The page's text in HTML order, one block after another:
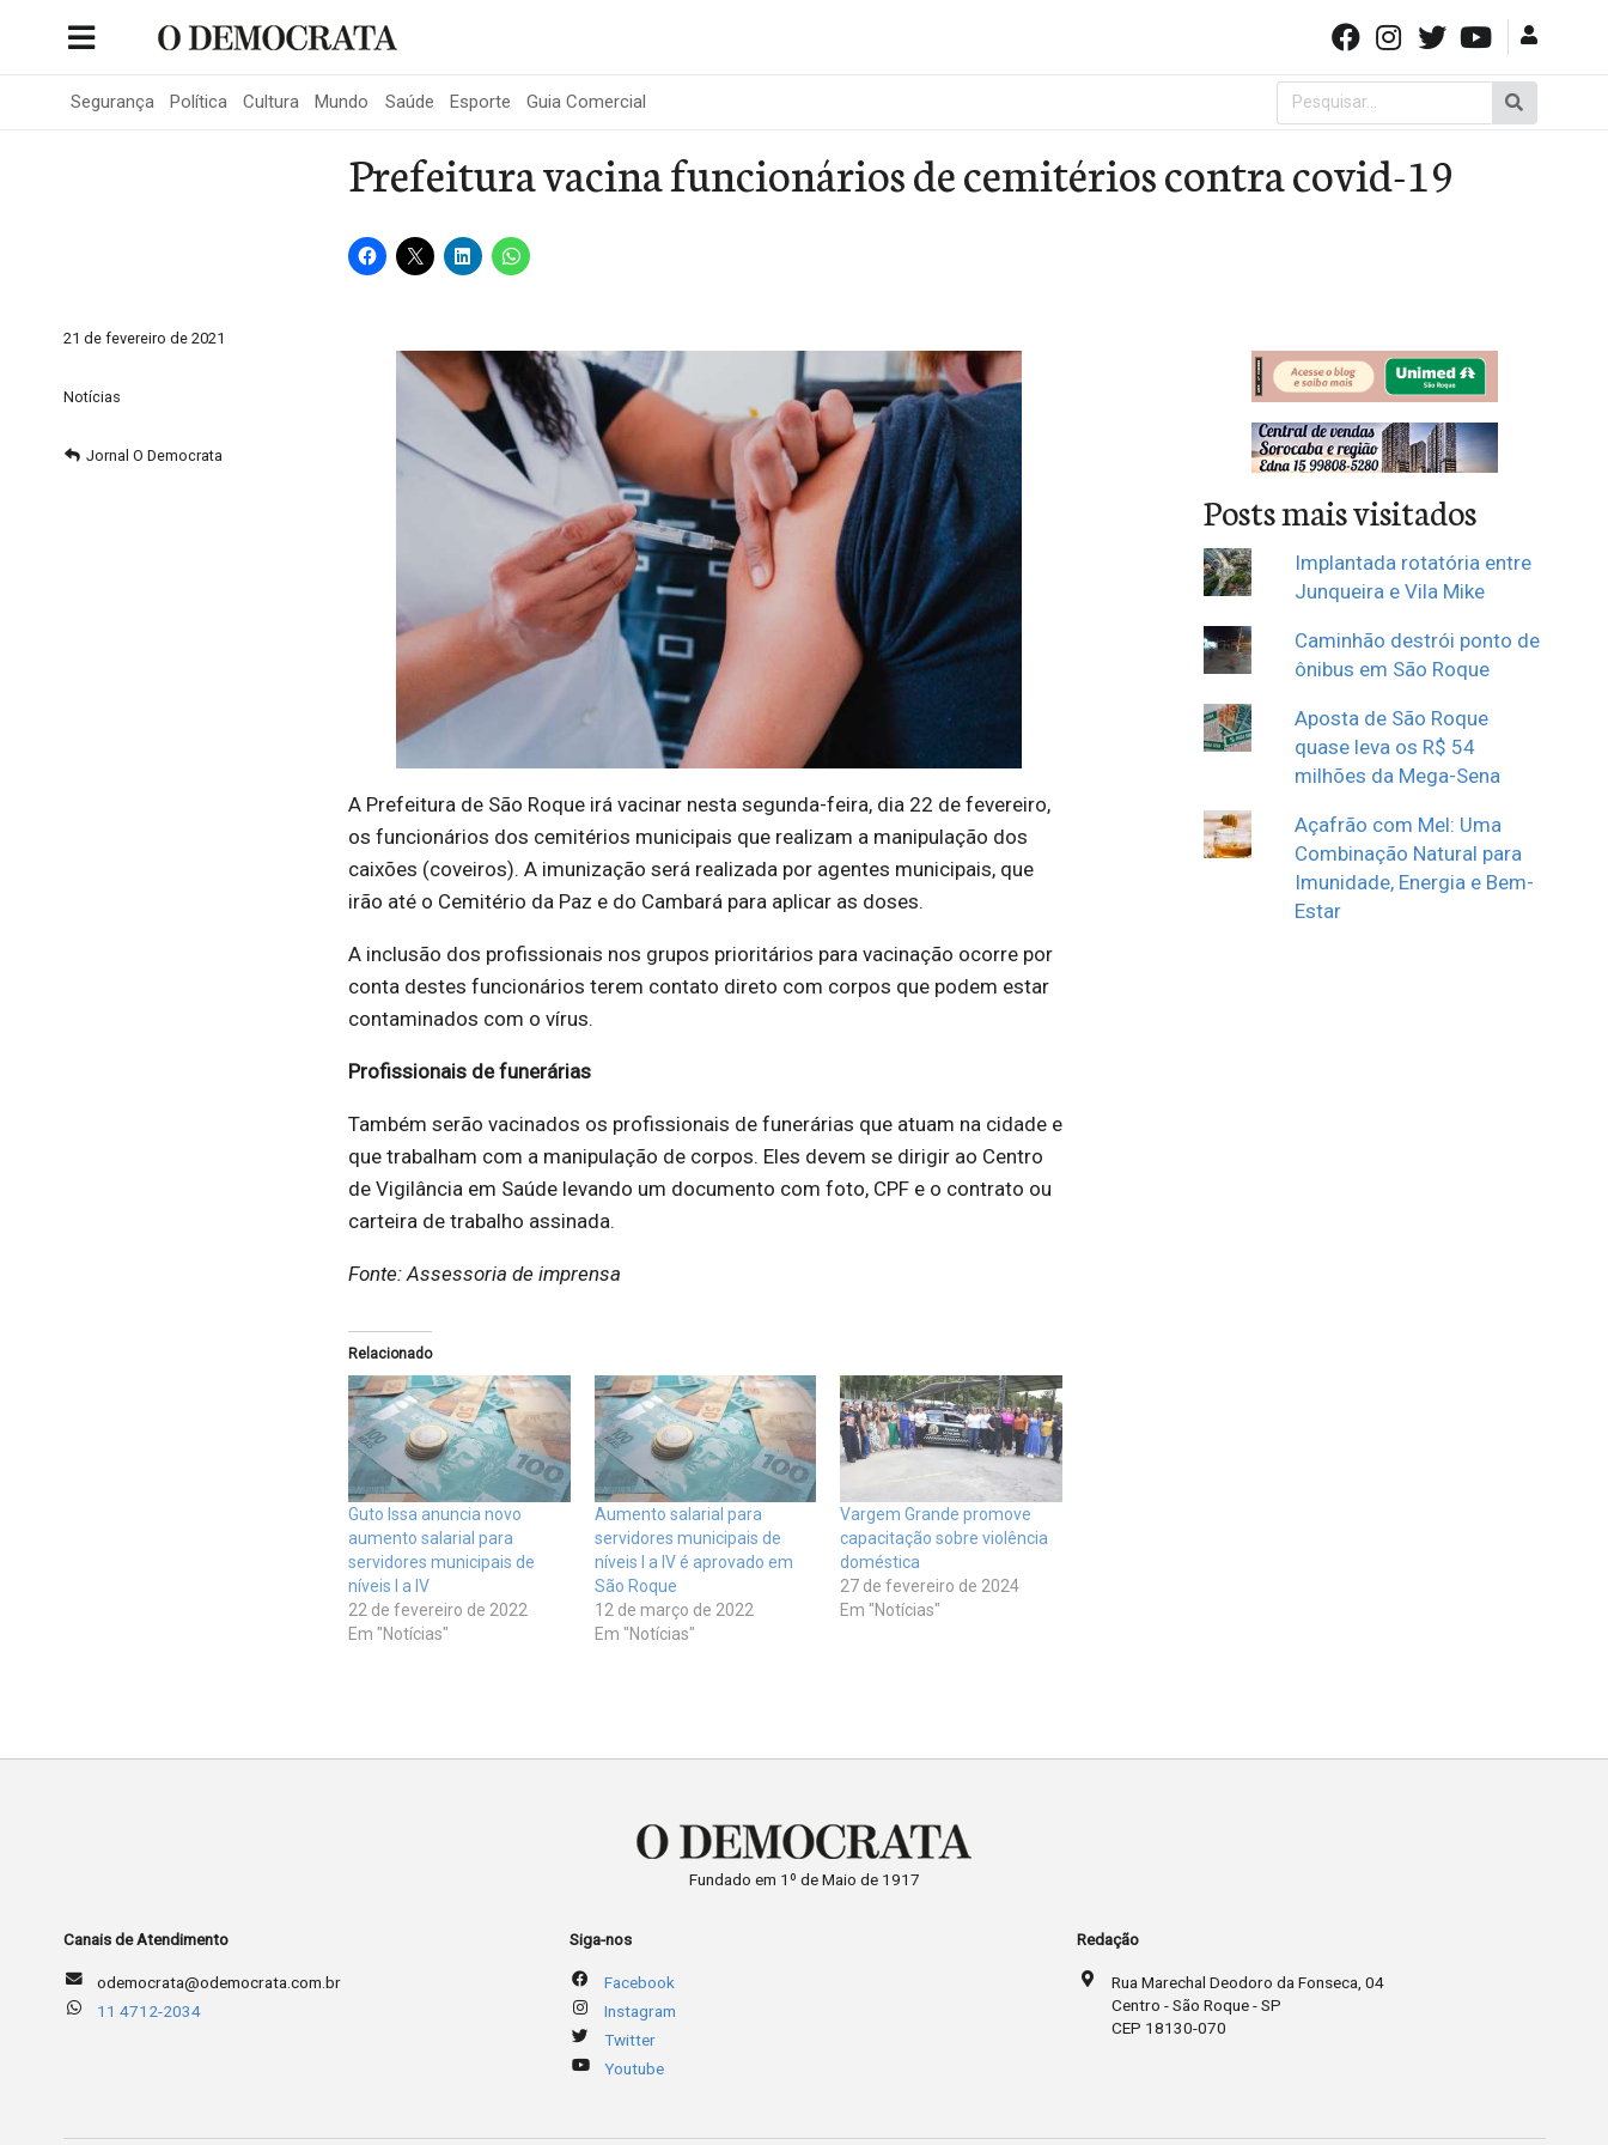
Segurança Política Cultura Mundo Saúde Esporte Guia Comercial
Pesquisar
por:
Prefeitura vacina funcionários de cemitérios contra covid-19
21 de fevereiro de 2021
Notícias
Jornal O Democrata
A Prefeitura de São Roque irá vacinar nesta segunda-feira, dia 22 de fevereiro,
os funcionários dos cemitérios municipais que realizam a manipulação dos
caixões (coveiros). A imunização será realizada por agentes municipais, que
irão até o Cemitério da Paz e do Cambará para aplicar as doses.
A inclusão dos profissionais nos grupos prioritários para vacinação ocorre por
conta destes funcionários terem contato direto com corpos que podem estar
contaminados com o vírus.
Profissionais de funerárias
Também serão vacinados os profissionais de funerárias que atuam na cidade e
que trabalham com a manipulação de corpos. Eles devem se dirigir ao Centro
de Vigilância em Saúde levando um documento com foto, CPF e o contrato ou
carteira de trabalho assinada.
Fonte: Assessoria de imprensa
Relacionado
Guto Issa anuncia novo
aumento salarial para
servidores municipais de
níveis I a IV
22 de fevereiro de 2022
Em "Notícias"
Aumento salarial para
servidores municipais de
níveis I a IV é aprovado em
São Roque
12 de março de 2022
Em "Notícias"
Vargem Grande promove
capacitação sobre violência
doméstica
27 de fevereiro de 2024
Em "Notícias"
Posts mais visitados
Implantada rotatória entre
Junqueira e Vila Mike
Caminhão destrói ponto de
ônibus em São Roque
Aposta de São Roque
quase leva os R$ 54
milhões da Mega-Sena
Açafrão com Mel: Uma
Combinação Natural para
Imunidade, Energia e Bem-
Estar
Fundado em 1º de Maio de 1917
Canais de Atendimento
odemocrata@odemocrata.com.br
11 4712-2034
Siga-nos
Facebook
Instagram
Twitter
Youtube
Redação
Rua Marechal Deodoro da Fonseca, 04
Centro - São Roque - SP
CEP 18130-070